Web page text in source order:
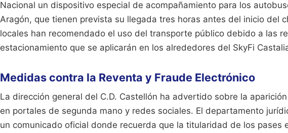
Nacional un dispositivo especial de acompañamiento para los
Aragón, que tienen prevista su llegada tres horas antes del inicio del
locales han recomendado el uso del transporte público debido a las
estacionamiento que se aplicarán en los alrededores del SkyFi
Medidas contra la Reventa y Fraude Electrónico
La dirección general del C.D. Castellón ha advertido sobre la
en portales de segunda mano y redes sociales. El departamento
un comunicado oficial donde recuerda que la titularidad de los pases